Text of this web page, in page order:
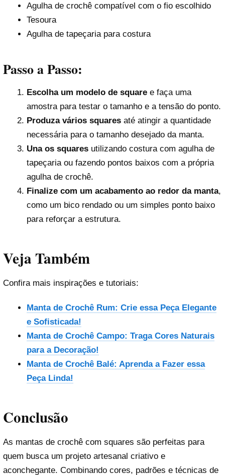
Agulha de crochê compatível com o fio escolhido
Tesoura
Agulha de tapeçaria para costura
Passo a Passo:
Escolha um modelo de squaree faça uma
amostra para testar o tamanho e a tensão do ponto.
Produza vários squaresaté atingir a quantidade
necessária para o tamanho desejado da manta.
Una os squaresutilizando costura com agulha de
tapeçaria ou fazendo pontos baixos com a própria
agulha de crochê.
Finalize com um acabamento ao redor da manta,
como um bico rendado ou um simples ponto baixo
para reforçar a estrutura.
Veja Também
Confira mais inspirações e tutoriais:
Manta de Crochê Rum: Crie essa Peça Elegante
e Sofisticada!
Manta de Crochê Campo: Traga Cores Naturais
para a Decoração!
Manta de Crochê Balé: Aprenda a Fazer essa
Peça Linda!
Conclusão
As mantas de crochê com squares são perfeitas para
quem busca um projeto artesanal criativo e
aconchegante. Combinando cores, padrões e técnicas de